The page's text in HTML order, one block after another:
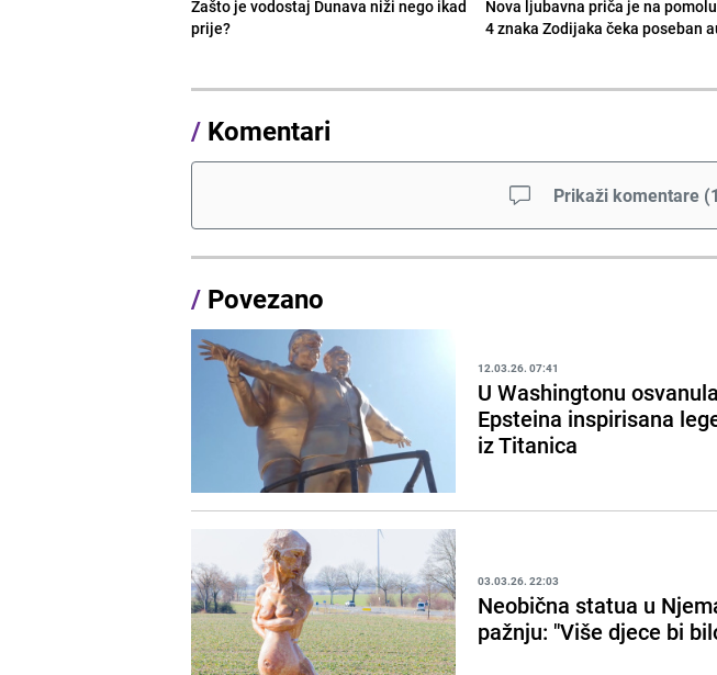
Zašto je vodostaj Dunava niži nego ikad
prije?
Nova ljubavna priča je na
4 znaka Zodijaka čeka poseban
/ Komentari
Prikaži komentare (
/ Povezano
12.03.26. 07:41
U Washingtonu
Epsteina inspirisana
iz Titanica
03.03.26. 22:03
Neobična statua u
pažnju: "Više djece bi